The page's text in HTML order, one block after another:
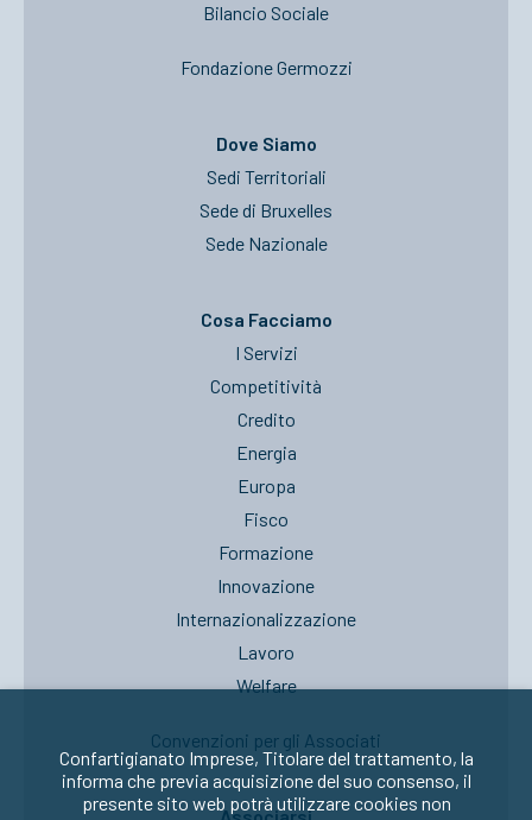
Bilancio Sociale
Fondazione Germozzi
Dove Siamo
Sedi Territoriali
Sede di Bruxelles
Sede Nazionale
Cosa Facciamo
I Servizi
Competitività
Credito
Energia
Europa
Fisco
Formazione
Innovazione
Internazionalizzazione
Lavoro
Welfare
Convenzioni per gli Associati
Confartigianato Imprese, Titolare del trattamento, la
informa che previa acquisizione del suo consenso, il
presente sito web potrà utilizzare cookies non